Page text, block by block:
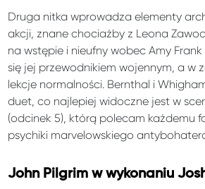
Druga nitka wprowadza elementy
akcji, znane chociażby z Leona
na wstępie i nieufny wobec Amy
się jej przewodnikiem wojennym, a w
lekcje normalności. Bernthal i
duet, co najlepiej widoczne jest w
(odcinek 5), którą polecam każdemu
psychiki marvelowskiego
John Pilgrim w wykonaniu